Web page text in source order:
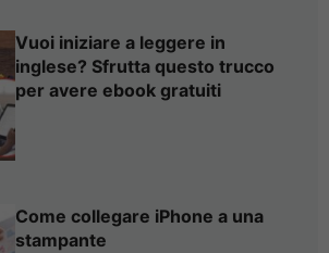
Vuoi iniziare a leggere in
inglese? Sfrutta questo trucco
per avere ebook gratuiti
Come collegare iPhone a una
stampante